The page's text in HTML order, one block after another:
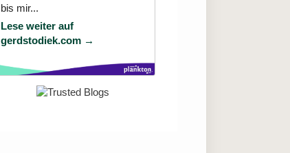
bis mir...
Lese weiter auf
gerdstodiek.com →